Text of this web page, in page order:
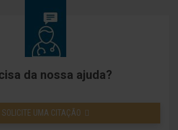
da nossa ajuda?
SOLICITE UMA CITAÇÃO